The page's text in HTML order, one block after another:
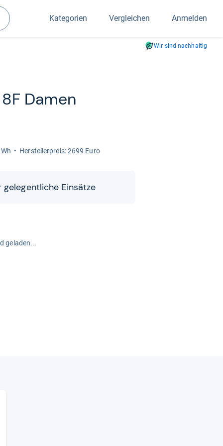
Kategorien Vergleichen Anmelden
Wir sind nachhaltig
Damen
Her­stel­ler­preis: 2699 Euro
Ein­sätze
geladen...